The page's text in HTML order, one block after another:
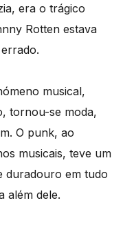
era o trágico
Rotten estava
musical,
tornou-se moda,
O punk, ao
musicais, teve um
duradouro em tudo
além dele.